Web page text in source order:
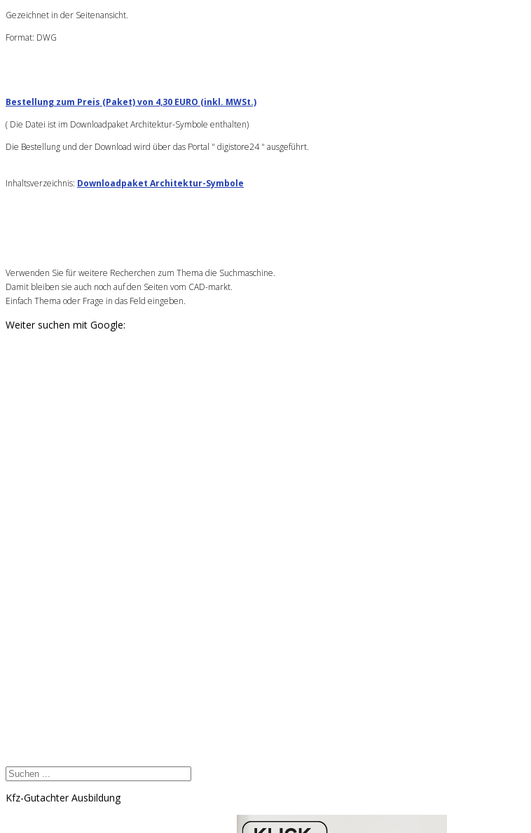
Gezeichnet in der Seitenansicht.
Format: DWG
Bestellung zum Preis (Paket) von 4,30 EURO (inkl. MWSt.)
( Die Datei ist im Downloadpaket Architektur-Symbole enthalten)
Die Bestellung und der Download wird über das Portal " digistore24 " ausgeführt.
Inhaltsverzeichnis: Downloadpaket Architektur-Symbole
Verwenden Sie für weitere Recherchen zum Thema die Suchmaschine.
Damit bleiben sie auch noch auf den Seiten vom CAD-markt.
Einfach Thema oder Frage in das Feld eingeben.
Weiter suchen mit Google:
Kfz-Gutachter Ausbildung